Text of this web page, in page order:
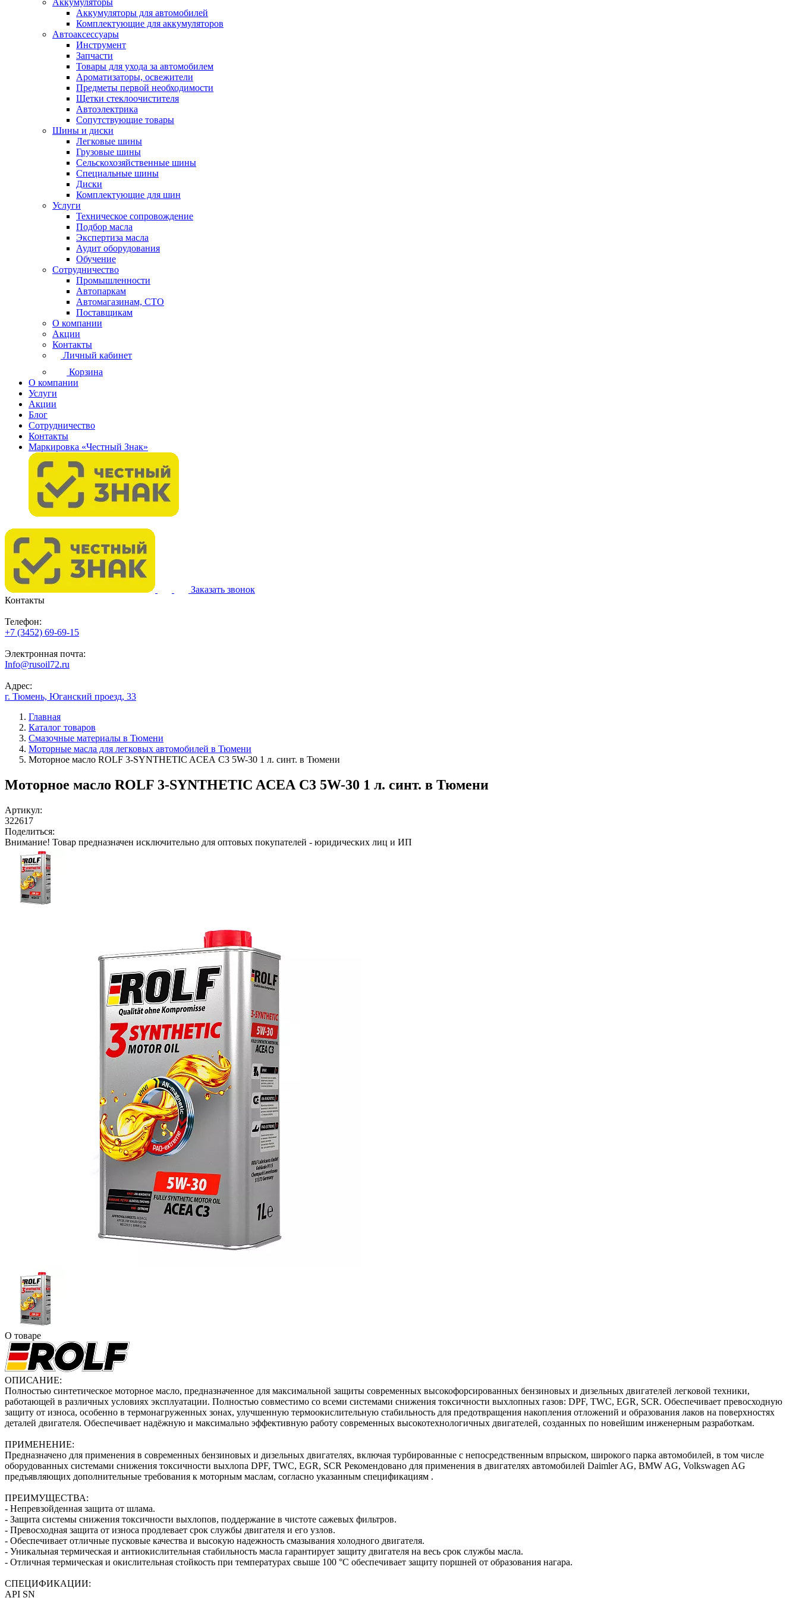
Аккумуляторы
Аккумуляторы для автомобилей
Комплектующие для аккумуляторов
Автоаксессуары
Инструмент
Запчасти
Товары для ухода за автомобилем
Ароматизаторы, освежители
Предметы первой необходимости
Щетки стеклоочистителя
Автоэлектрика
Сопутствующие товары
Шины и диски
Легковые шины
Грузовые шины
Сельскохозяйственные шины
Специальные шины
Диски
Комплектующие для шин
Услуги
Техническое сопровождение
Подбор масла
Экспертиза масла
Аудит оборудования
Обучение
Сотрудничество
Промышленности
Автопаркам
Автомагазинам, СТО
Поставщикам
О компании
Акции
Контакты
Личный кабинет
Корзина
О компании
Услуги
Акции
Блог
Сотрудничество
Контакты
Маркировка «Честный Знак»
Заказать звонок
Контакты
Телефон:
+7 (3452) 69-69-15
Электронная почта:
Info@rusoil72.ru
Адрес:
г. Тюмень, Юганский проезд, 33
Главная
Каталог товаров
Смазочные материалы в Тюмени
Моторные масла для легковых автомобилей в Тюмени
Моторное масло ROLF 3-SYNTHETIC AСЕА С3 5W-30 1 л. синт. в Тюмени
Моторное масло ROLF 3-SYNTHETIC AСЕА С3 5W-30 1 л. синт. в Тюмени
Артикул:
322617
Поделиться:
Внимание! Товар предназначен исключительно для оптовых покупателей - юридических лиц и ИП
О товаре
ОПИСАНИЕ:
Полностью синтетическое моторное масло, предназначенное для максимальной защиты современных высокофорсированных бензиновых и дизельных двигателей легковой техники,
работающей в различных условиях эксплуатации. Полностью совместимо со всеми системами снижения токсичности выхлопных газов: DPF, TWC, EGR, SCR. Обеспечивает превосходную
защиту от износа, особенно в термонагруженных зонах, улучшенную термоокислительную стабильность для предотвращения накопления отложений и образования лаков на поверхностях
деталей двигателя. Обеспечивает надёжную и максимально эффективную работу современных высокотехнологичных двигателей, созданных по новейшим инженерным разработкам.
ПРИМЕНЕНИЕ:
Предназначено для применения в современных бензиновых и дизельных двигателях, включая турбированные с непосредственным впрыском, широкого парка автомобилей, в том числе
оборудованных системами снижения токсичности выхлопа DPF, TWC, EGR, SCR Рекомендовано для применения в двигателях автомобилей Daimler AG, BMW AG, Volkswagen AG
предъявляющих дополнительные требования к моторным маслам, согласно указанным спецификациям .
ПРЕИМУЩЕСТВА:
- Непревзойденная защита от шлама.
- Защита системы снижения токсичности выхлопов, поддержание в чистоте сажевых фильтров.
- Превосходная защита от износа продлевает срок службы двигателя и его узлов.
- Обеспечивает отличные пусковые качества и высокую надежность смазывания холодного двигателя.
- Уникальная термическая и антиокислительная стабильность масла гарантирует защиту двигателя на весь срок службы масла.
- Отличная термическая и окислительная стойкость при температурах свыше 100 °С обеспечивает защиту поршней от образования нагара.
СПЕЦИФИКАЦИИ:
API SN